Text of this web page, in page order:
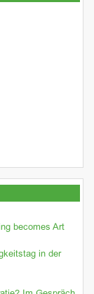
becomes Art
in der